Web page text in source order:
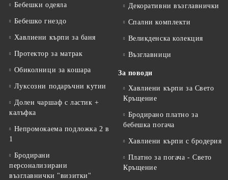
Бебешки одеяла
Бебешко гнездо
Хавлиени кърпи за баня
Протектор за матрак
Обиколници за кошара
Луксозни подаръчни кутии
Долен чаршаф с ластик +
калъфка
Непромокаема подложка 2 в
1
Бродирани
персонализирани
възглавнички "визитки"
Декоративни възглавнички
Спални комплекти
Великденска колекция
Възглавници
За поводи
Хавлиени кърпи за Свето
Кръщение
Бродирано платно за
бебешка погача
Хавлиени кърпи с бродерия
Платно за погача - Свето
Кръщение